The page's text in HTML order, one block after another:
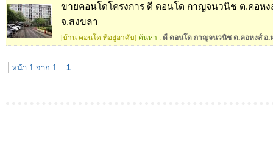
ขายคอนโดโครงการ ดี ดอนโด กาญจนวนิช ต.คอห
จ.สงขลา
[บ้าน คอนโด ที่อยู่อาศับ] ค้นหา : ดี ดอนโด กาญจนวนิช ต.คอหงส์ อ.
หน้า 1 จาก 1 1